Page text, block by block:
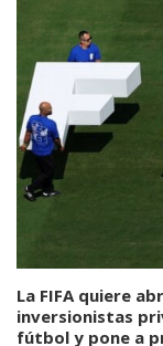
La FIFA quiere
inversionistas
fútbol y pone a